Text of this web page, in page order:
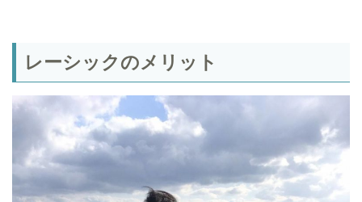
レーシックのメリット